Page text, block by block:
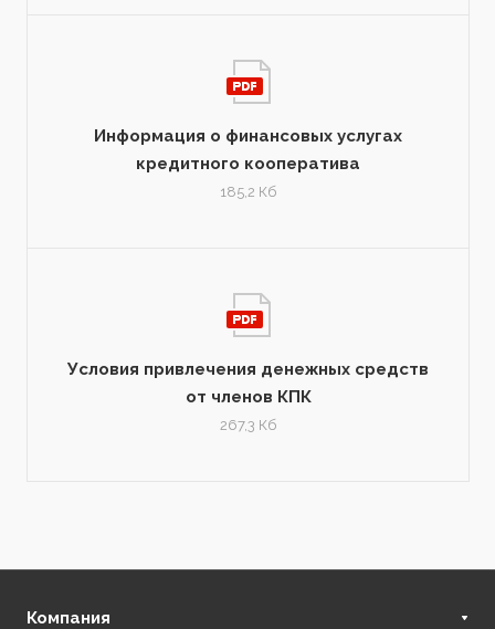
Информация о финансовых услугах
кредитного кооператива
185,2 Кб
Условия привлечения денежных средств
от членов КПК
267,3 Кб
Компания